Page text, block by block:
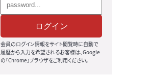
ログイン
会員のログイン情報をサイト閲覧時に自動で
履歴から入力を希望されるお客様は、Google
の『Chrome』ブラウザをご利用ください。